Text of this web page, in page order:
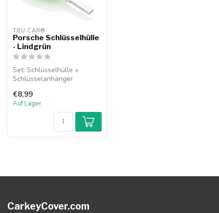
TBU CAR®
Porsche Schlüsselhülle
- Lindgrün
Set: Schlüsselhülle +
Schlüsselanhänger
€8,99
Auf Lager
CarkeyCover.com